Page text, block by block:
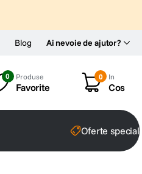
Ai nevoie de ajutor?
Blog
0 Produse
Favorite
0 In
Cos
Oferte